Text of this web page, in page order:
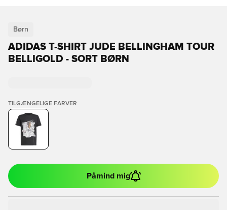
Børn
ADIDAS T-SHIRT JUDE BELLINGHAM TOUR
BELLIGOLD - SORT BØRN
TILGÆNGELIGE FARVER
Påmind mig